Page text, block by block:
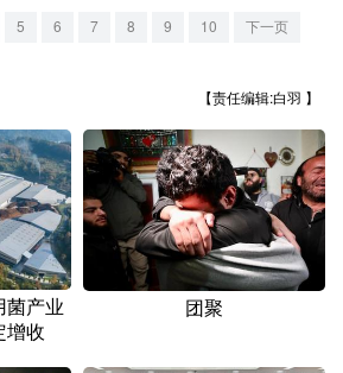
عربى
日本語 한국어
5 6 7 8 9 10 下一页
【责任编辑:白羽 】
菌产业
增收
团聚